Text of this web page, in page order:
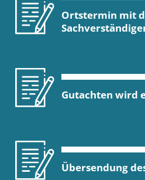
Ortstermin mit
Gutachten wird
Übersendung